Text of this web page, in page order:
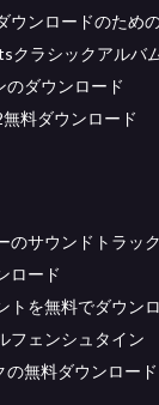
ウンロードのため
クラシックアルバ
のダウンロード
料ダウンロード
のサウンドトラッ
ロード
トを無料でダウン
フェンシュタイン
無料ダウンロード